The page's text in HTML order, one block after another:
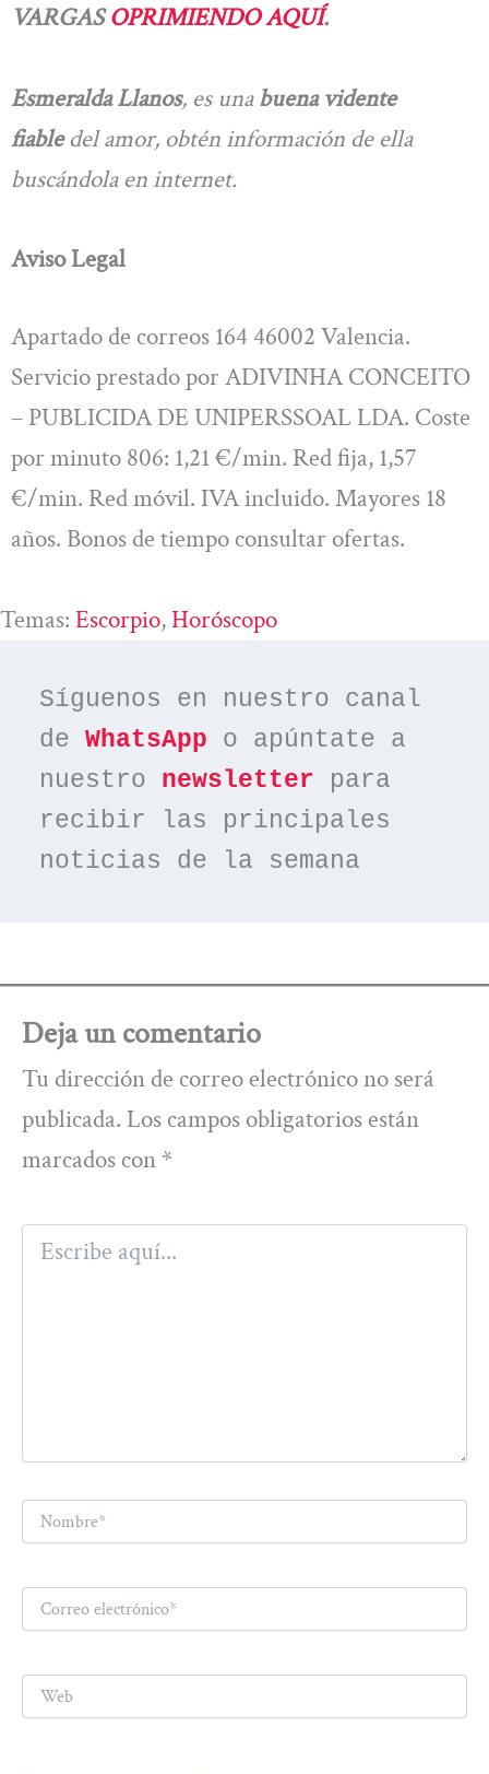
VARGASOPRIMIENDO AQUÍ.
Esmeralda Llanos, es unabuena vidente
fiabledel amor, obtén información de ella
buscándola en internet.
Aviso Legal
Apartado de correos 164 46002 Valencia.
Servicio prestado por ADIVINHA CONCEITO
– PUBLICIDA DE UNIPERSSOAL LDA. Coste
por minuto 806: 1,21 €/min. Red fija, 1,57
€/min. Red móvil. IVA incluido. Mayores 18
años. Bonos de tiempo consultar ofertas.
Temas: Escorpio, Horóscopo
Síguenos en nuestro canal
de WhatsApp o apúntate a
nuestro newsletter para
recibir las principales
noticias de la semana
Deja un comentario
Tu dirección de correo electrónico no será
publicada. Los campos obligatorios están
marcados con *
Escribe
aquí...
Nombre*
Correo
electrónico*
Web